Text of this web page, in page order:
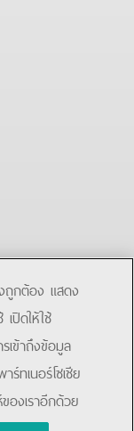
งถูกต้อง แสดง
ปิดให้ใช้
เข้าถึงข้อมูล
ร์ทเนอร์โซเชีย
องเราอีกด้วย